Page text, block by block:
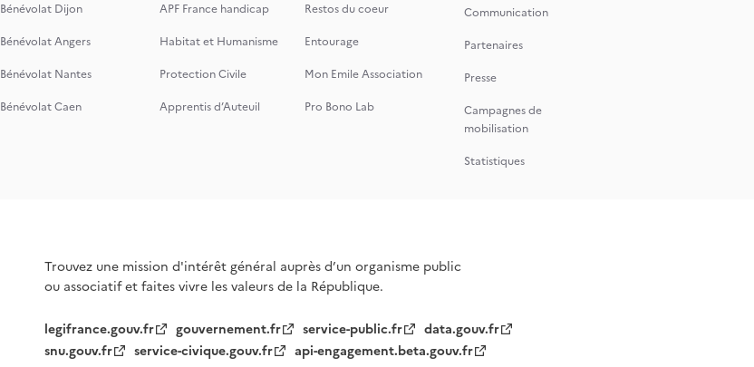
Bénévolat Dijon
Bénévolat Angers
Bénévolat Nantes
Bénévolat Caen
APF France handicap
Restos du coeur
Habitat et Humanisme
Entourage
Protection Civile
Mon Emile Association
Apprentis d’Auteuil
Pro Bono Lab
Communication
Partenaires
Presse
Campagnes de
mobilisation
Statistiques
Trouvez une mission d'intérêt général auprès d’un organisme public
ou associatif et faites vivre les valeurs de la République.
legifrance.gouv.fr gouvernement.fr service-public.fr
data.gouv.fr
snu.gouv.fr
service-civique.gouv.fr
api-engagement.beta.gouv.fr